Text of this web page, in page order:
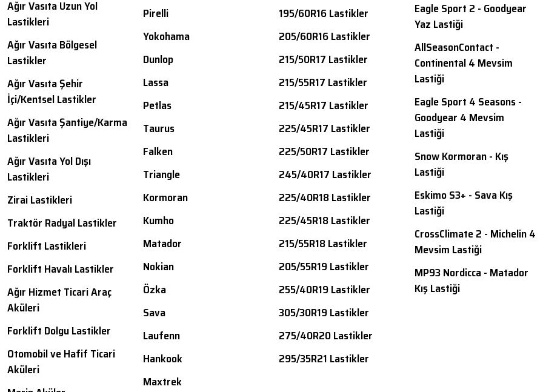
Ağır Vasıta Uzun Yol
Lastikleri
Ağır Vasıta Bölgesel
Lastikler
Ağır Vasıta Şehir
İçi/Kentsel Lastikler
Ağır Vasıta Şantiye/Karma
Lastikleri
Ağır Vasıta Yol Dışı
Lastikleri
Zirai Lastikleri
Traktör Radyal Lastikler
Forklift Lastikleri
Forklift Havalı Lastikler
Ağır Hizmet Ticari Araç
Aküleri
Forklift Dolgu Lastikler
Otomobil ve Hafif Ticari
Aküleri
Pirelli
Yokohama
Dunlop
Lassa
Petlas
Taurus
Falken
Triangle
Kormoran
Kumho
Matador
Nokian
Özka
Sava
Laufenn
Hankook
Maxtrek
195/60R16 Lastikler
205/60R16 Lastikler
215/50R17 Lastikler
215/55R17 Lastikler
215/45R17 Lastikler
225/45R17 Lastikler
225/50R17 Lastikler
245/40R17 Lastikler
225/40R18 Lastikler
225/45R18 Lastikler
215/55R18 Lastikler
205/55R19 Lastikler
255/40R19 Lastikler
305/30R19 Lastikler
275/40R20 Lastikler
295/35R21 Lastikler
Eagle Sport 2 - Goodyear
Yaz Lastiği
AllSeasonContact -
Continental 4 Mevsim
Lastiği
Eagle Sport 4 Seasons -
Goodyear 4 Mevsim
Lastiği
Snow Kormoran - Kış
Lastiği
Eskimo S3+ - Sava Kış
Lastiği
CrossClimate 2 - Michelin 4
Mevsim Lastiği
MP93 Nordicca - Matador
Kış Lastiği